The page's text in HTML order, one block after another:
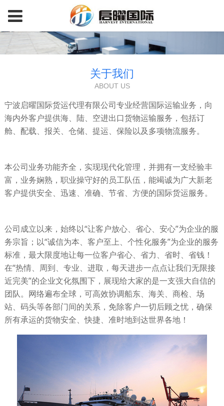
关于我们
ABOUT US
宁波启曜国际货运代理有限公司专业经营国际运输业务，向
海内外客户提供海、陆、空进出口货物运输服务，包括订
舱、配载、报关、仓储、提运、保险以及多项物流服务。
本公司业务功能齐全，实现现代化管理，并拥有一支经验丰
富，业务娴熟，职业操守好的员工队伍，能竭诚为广大新老
客户提供安全、迅速、准确、节省、方便的国际货运服务。
公司成立以来，始终以“让客户放心、省心、安心”为企业的服
务宗旨；以“诚信为本、客户至上、个性化服务”为企业的服务
标准，最大限度地让每一位客户省心、省力、省时、省钱！
在“热情、周到、专业、进取，每天进步一点点让我们无限接
近完美”的企业文化氛围下，展现给大家的是一支强大自信的
团队。网络遍布全球，可高效协调船东、海关、商检、场
站、码头等各部门间的关系，免除客户一切后顾之忧，确保
所有承运的货物安全、快捷、准时地到达世界各地！